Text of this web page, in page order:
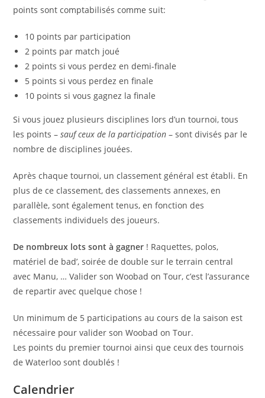
points sont comptabilisés comme suit:
10 points par participation
2 points par match joué
2 points si vous perdez en demi-finale
5 points si vous perdez en finale
10 points si vous gagnez la finale
Si vous jouez plusieurs disciplines lors d’un tournoi, tous
les points –sauf ceux de la participation – sont divisés par le
nombre de disciplines jouées.
Après chaque tournoi, un classement général est établi. En
plus de ce classement, des classements annexes, en
parallèle, sont également tenus, en fonction des
classements individuels des joueurs.
De nombreux lots sont à gagner ! Raquettes, polos,
matériel de bad’, soirée de double sur le terrain central
avec Manu, … Valider son Woobad on Tour, c’est l’assurance
de repartir avec quelque chose !
Un minimum de 5 participations au cours de la saison est
nécessaire pour valider son Woobad on Tour.
Les points du premier tournoi ainsi que ceux des tournois
de Waterloo sont doublés !
Calendrier